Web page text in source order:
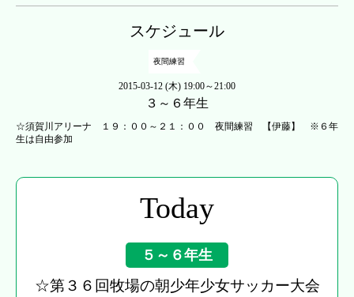
スケジュール
夜間練習
2015-03-12 (木) 19:00～21:00
３～６年生
☆須賀川アリーナ １９：００～２１：００ 夜間練習 【伊藤】 ※６年
生は自由参加
Today
５～６年生
☆第３６回牧場の朝少年少女サッカー大会